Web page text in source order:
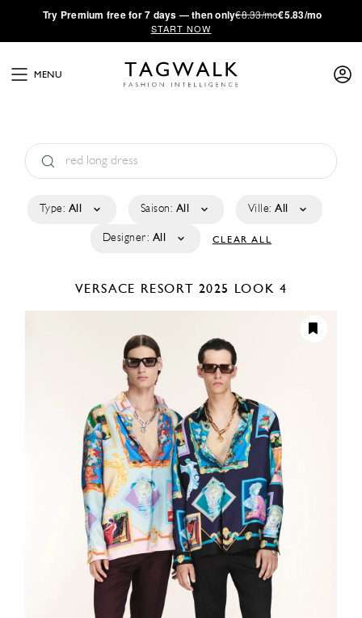
·Try Premium free for 7 days — then only€8.33/mo€5.83/mo
START NOW
MENU
Type: All Saison: All Ville: All
Designer: All CLEAR ALL
VERSACE RESORT 2025 LOOK 4